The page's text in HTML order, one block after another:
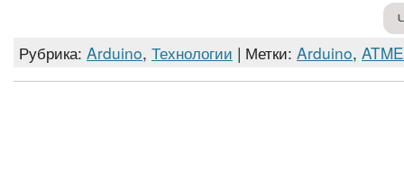
Рубрика: Arduino, Технологии | Метки: Arduino,